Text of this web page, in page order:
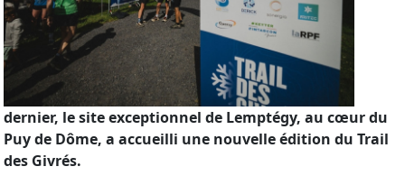
dernier, le site exceptionnel de Lemptégy, au cœur du
Puy de Dôme, a accueilli une nouvelle édition du Trail
des Givrés.